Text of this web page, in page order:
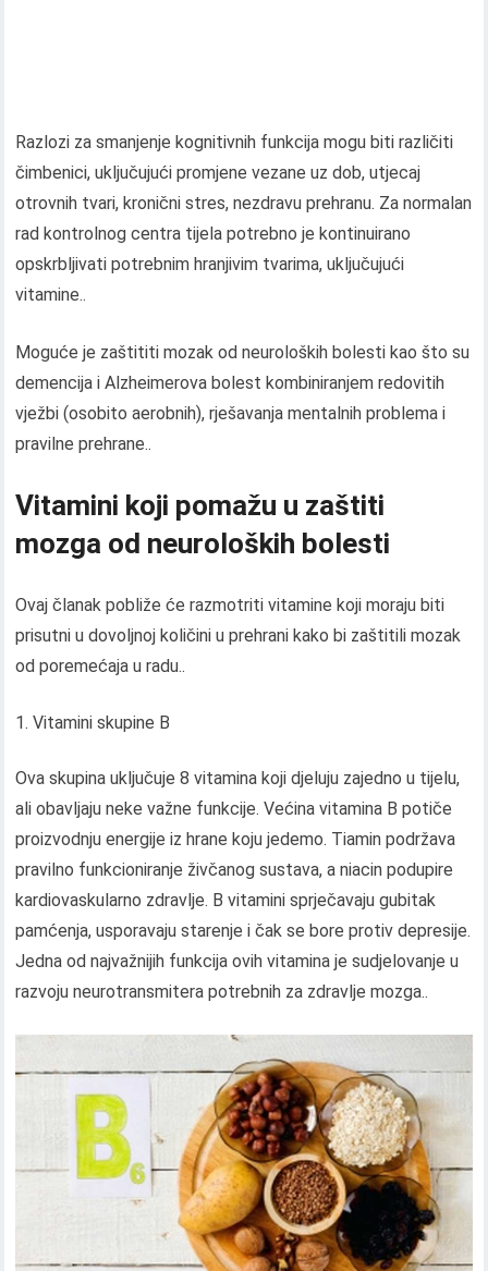
Razlozi za smanjenje kognitivnih funkcija mogu biti različiti
čimbenici, uključujući promjene vezane uz dob, utjecaj
otrovnih tvari, kronični stres, nezdravu prehranu. Za normalan
rad kontrolnog centra tijela potrebno je kontinuirano
opskrbljivati ​​potrebnim hranjivim tvarima, uključujući
vitamine..
Moguće je zaštititi mozak od neuroloških bolesti kao što su
demencija i Alzheimerova bolest kombiniranjem redovitih
vježbi (osobito aerobnih), rješavanja mentalnih problema i
pravilne prehrane..
Vitamini koji pomažu u zaštiti
mozga od neuroloških bolesti
Ovaj članak pobliže će razmotriti vitamine koji moraju biti
prisutni u dovoljnoj količini u prehrani kako bi zaštitili mozak
od poremećaja u radu..
Vitamini skupine B
Ova skupina uključuje 8 vitamina koji djeluju zajedno u tijelu,
ali obavljaju neke važne funkcije. Većina vitamina B potiče
proizvodnju energije iz hrane koju jedemo. Tiamin podržava
pravilno funkcioniranje živčanog sustava, a niacin podupire
kardiovaskularno zdravlje. B vitamini sprječavaju gubitak
pamćenja, usporavaju starenje i čak se bore protiv depresije.
Jedna od najvažnijih funkcija ovih vitamina je sudjelovanje u
razvoju neurotransmitera potrebnih za zdravlje mozga..